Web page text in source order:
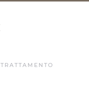
TRATTAMENTO